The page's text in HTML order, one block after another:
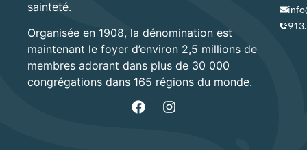
sainteté.
Organisée en 1908, la dénomination est
maintenant le foyer d’environ 2,5 millions de
membres adorant dans plus de 30 000
congrégations dans 165 régions du monde.